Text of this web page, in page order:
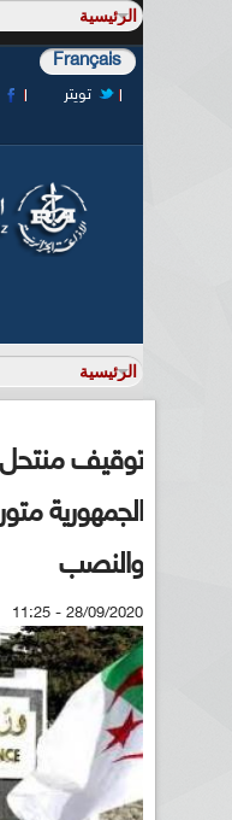
Français
تويتر
توقيف
الجمهورية
والنصب
28/09/2020 - 11:25